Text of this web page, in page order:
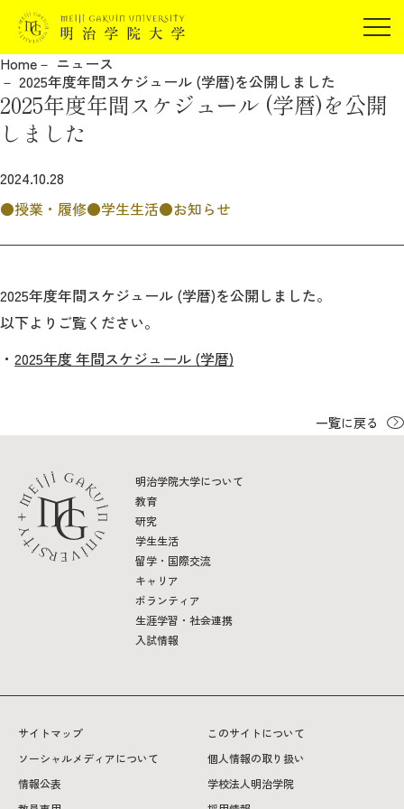
在学生の方
卒業生の方
地域・一般の方
受験生の方
在学生の方
卒業生の方
保証人の方
報道関係の方
明治学院大学について
学生生活
留学・国際交流
Home
ニュース
2025年度年間スケジュール (学暦)を公開しました
2025年度年間スケジュール (学暦)を公開
しました
2024.10.28
授業・履修
学生生活 お知らせ
2025年度年間スケジュール (学暦)を公開しました。
以下よりご覧ください。
・ 2025年度 年間スケジュール (学暦)
一覧に戻る
明治学院大学について
教育
研究
学生生活
留学・国際交流
キャリア
ボランティア
生涯学習・社会連携
入試情報
サイトマップ
このサイトについて
ソーシャルメディアについて
個人情報の取り扱い
情報公表
学校法人明治学院